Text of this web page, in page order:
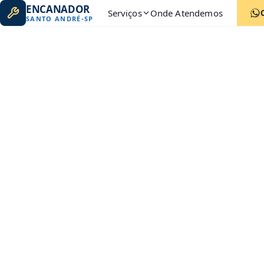
ENCANADOR
SANTO ANDRÉ-SP Serviços Onde Atendemos